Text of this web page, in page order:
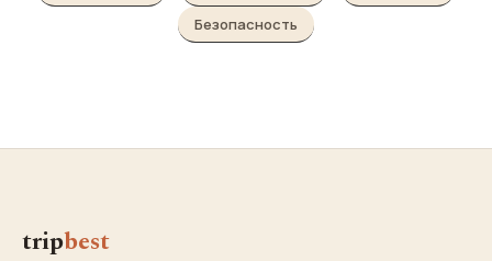
Безопасность
tripbest